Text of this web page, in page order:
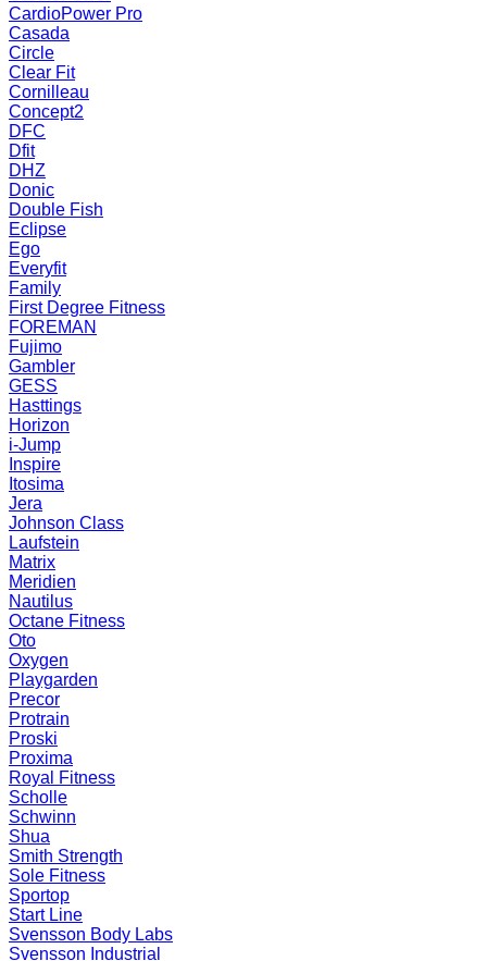
CardioPower Pro
Casada
Circle
Clear Fit
Cornilleau
Concept2
DFC
Dfit
DHZ
Donic
Double Fish
Eclipse
Ego
Everyfit
Family
First Degree Fitness
FOREMAN
Fujimo
Gambler
GESS
Hasttings
Horizon
i-Jump
Inspire
Itosima
Jera
Johnson Class
Laufstein
Matrix
Meridien
Nautilus
Octane Fitness
Oto
Oxygen
Playgarden
Precor
Protrain
Proski
Proxima
Royal Fitness
Scholle
Schwinn
Shua
Smith Strength
Sole Fitness
Sportop
Start Line
Svensson Body Labs
Svensson Industrial